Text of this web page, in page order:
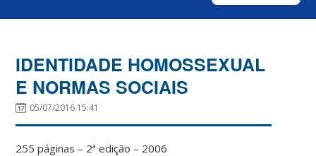
IDENTIDADE HOMOSSEXUAL
E NORMAS SOCIAIS
05/07/2016 15:41
255 páginas – 2ª edição – 2006